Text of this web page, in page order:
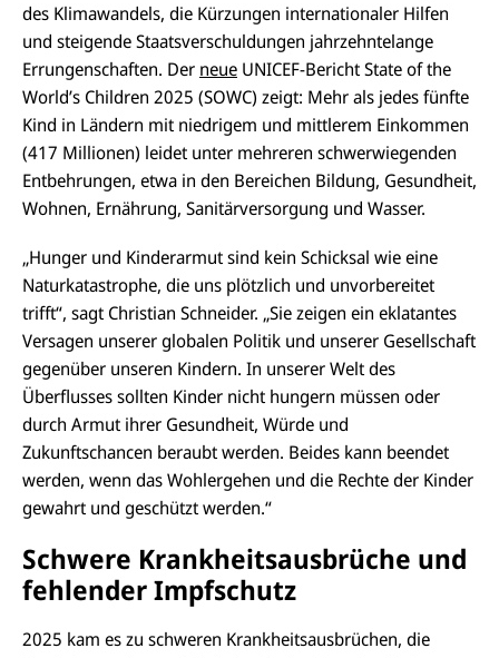
des Klimawandels, die Kürzungen internationaler Hilfen
und steigende Staatsverschuldungen jahrzehntelange
Errungenschaften. Der neue UNICEF-Bericht State of the
World’s Children 2025 (SOWC) zeigt: Mehr als jedes fünfte
Kind in Ländern mit niedrigem und mittlerem Einkommen
(417 Millionen) leidet unter mehreren schwerwiegenden
Entbehrungen, etwa in den Bereichen Bildung, Gesundheit,
Wohnen, Ernährung, Sanitärversorgung und Wasser.
„Hunger und Kinderarmut sind kein Schicksal wie eine
Naturkatastrophe, die uns plötzlich und unvorbereitet
trifft“, sagt Christian Schneider. „Sie zeigen ein eklatantes
Versagen unserer globalen Politik und unserer Gesellschaft
gegenüber unseren Kindern. In unserer Welt des
Überflusses sollten Kinder nicht hungern müssen oder
durch Armut ihrer Gesundheit, Würde und
Zukunftschancen beraubt werden. Beides kann beendet
werden, wenn das Wohlergehen und die Rechte der Kinder
gewahrt und geschützt werden.“
Schwere Krankheitsausbrüche und
fehlender Impfschutz
2025 kam es zu schweren Krankheitsausbrüchen, die